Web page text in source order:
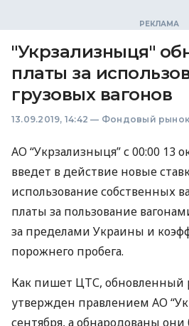
"Укрзализныця"
платы за
грузовых вагонов
13.09.2019, 14:42 — Фондовый рынок
АО “Укрзализныця” с 00:00 13
введет в действие новые
использование собственных
платы за пользование
за пределами Украины и
порожнего пробега.
Как пишет ЦТС, обновленный
утвержден правлением АО
сентября, а обнародованы